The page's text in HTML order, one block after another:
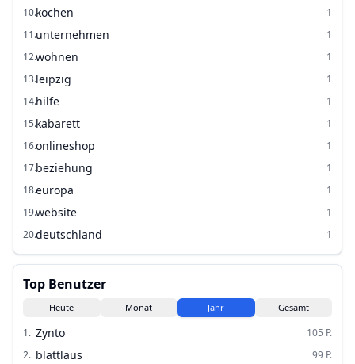
10.kochen
1
11.unternehmen
1
12.wohnen
1
13.leipzig
1
14.hilfe
1
15.kabarett
1
16.onlineshop
1
17.beziehung
1
18.europa
1
19.website
1
20.deutschland 1
Top Benutzer
Heute Monat Jahr Gesamt
1. Zynto 105 P.
2. blattlaus 99 P.